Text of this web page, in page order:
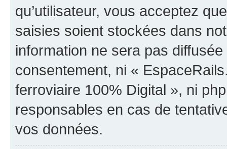
qu’utilisateur, vous acceptez
saisies soient stockées dans
information ne sera pas
consentement, ni «
ferroviaire 100% Digital », ni
responsables en cas de
vos données.